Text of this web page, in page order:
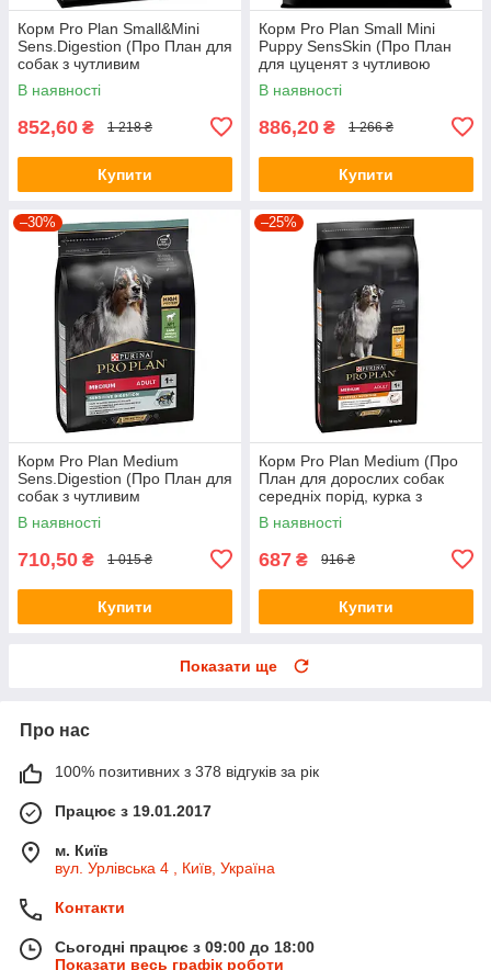
Корм Pro Plan Small&Mini
Sens.Digestion (Про План для
собак з чутливим
травленням, індичка), 2,5кг.
В наявності
852,60 ₴ 1 218 ₴
Купити
Корм Pro Plan Small Mini
Puppy SensSkin (Про План
для цуценят з чутливою
шкірою, лосось з рисом) 3кг
В наявності
886,20 ₴ 1 266 ₴
Купити
–30%
Корм Pro Plan Medium
Sens.Digestion (Про План для
собак з чутливим
травленням, ягня), 3кг.
В наявності
710,50 ₴ 1 015 ₴
Купити
–25%
Корм Pro Plan Medium (Про
План для дорослих собак
середніх порід, курка з
рисом), 3кг.
В наявності
687 ₴ 916 ₴
Купити
Показати ще
Про нас
100% позитивних з 378 відгуків за рік
Працює з 19.01.2017
м. Київ
вул. Урлівська 4 , Київ, Україна
Контакти
Сьогодні працює з 09:00 до 18:00
Показати весь графік роботи